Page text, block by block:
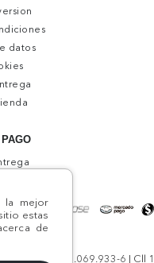
la mejor
estas
de
datos
| NIT:800.069.933-6 | Cll